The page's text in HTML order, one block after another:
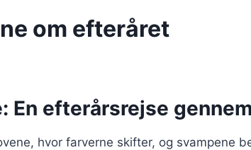
om efteråret
En efterårsrejse
hvor farverne skifter, og svampene